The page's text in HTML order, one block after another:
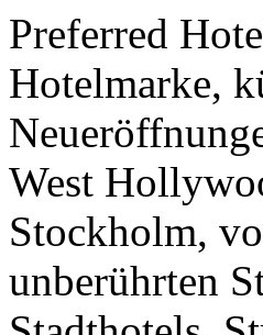
Preferred
Hotelmarke,
West
Stockholm,
unberührten